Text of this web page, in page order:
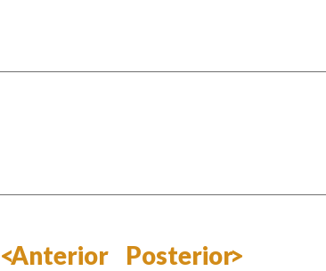
Anterior Posterior